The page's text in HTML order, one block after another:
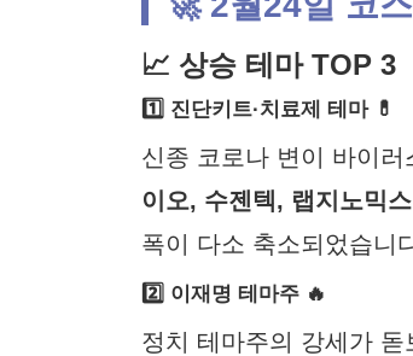
📈 상승 테마 TOP 3
1️⃣ 진단키트·치료제 테마 💊
신종 코로나 변이 바이
이오, 수젠텍, 랩지노믹스
폭이 다소 축소되었습니
2️⃣ 이재명 테마주 🔥
정치 테마주의 강세가 돋